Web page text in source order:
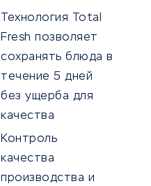
Технология Total
Fresh позволяет
сохранять блюда в
течение 5 дней
без ущерба для
качества
Контроль
качества
производства и